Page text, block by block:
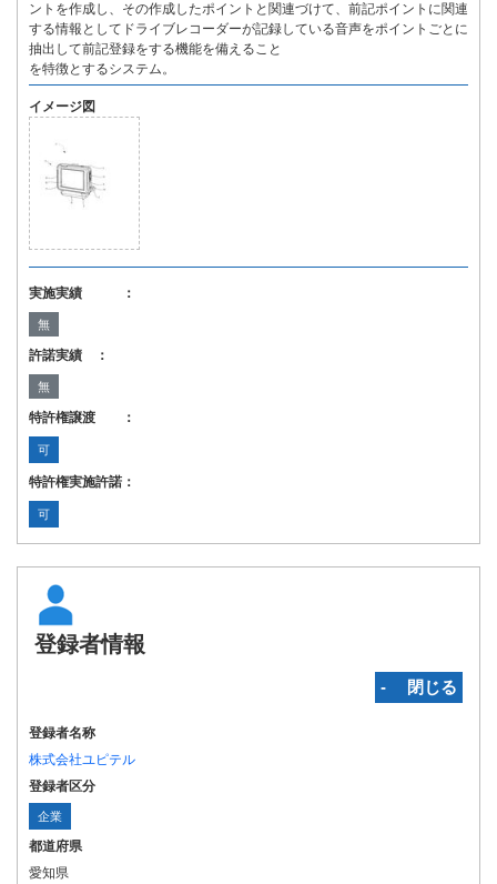
ントを作成し、その作成したポイントと関連づけて、前記ポイントに関連
する情報としてドライブレコーダーが記録している音声をポイントごとに
抽出して前記登録をする機能を備えること
を特徴とするシステム。
イメージ図
実施実績 ：
無
許諾実績 ：
無
特許権譲渡 ：
可
特許権実施許諾：
可
登録者情報
‐ 閉じる
登録者名称
株式会社ユピテル
登録者区分
企業
都道府県
愛知県